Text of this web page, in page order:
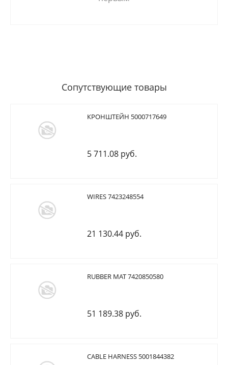
Сопутствующие товары
КРОНШТЕЙН 5000717649
5 711.08 руб.
WIRES 7423248554
21 130.44 руб.
RUBBER MAT 7420850580
51 189.38 руб.
CABLE HARNESS 5001844382